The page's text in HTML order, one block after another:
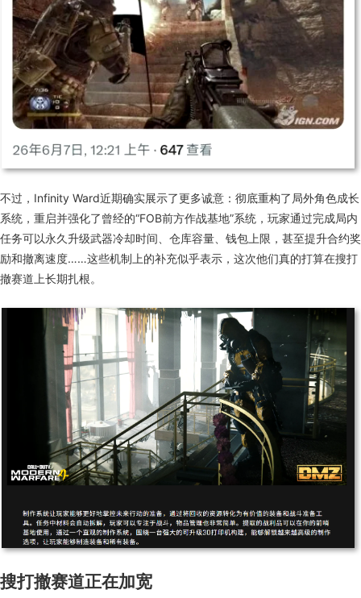
不过，Infinity Ward近期确实展示了更多诚意： 彻底重构了局外角色成长
系统，重启并强化了曾经的“FOB前方作战基地”系统，玩家通过完成局内
任务可以永久升级武器冷却时间、仓库容量、钱包上限，甚至提升合约奖
励和撤离速度……这些机制上的补充似乎表示 ， 这次他们真的打算在搜打
撤赛道上长期扎根。
搜打撤赛道正在加宽